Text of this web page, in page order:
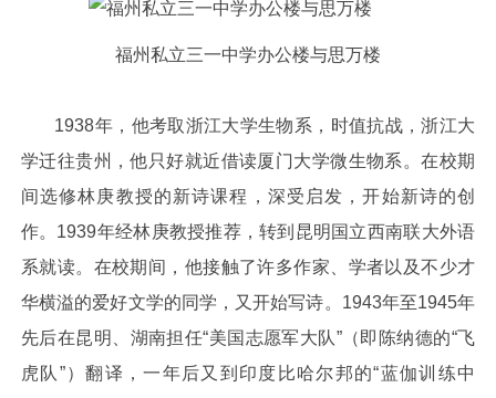
福州私立三一中学办公楼与思万楼
1938年，他考取浙江大学生物系，时值抗战，浙江大
学迁往贵州，他只好就近借读厦门大学微生物系。在校期
间选修林庚教授的新诗课程，深受启发，开始新诗的创
作。1939年经林庚教授推荐，转到昆明国立西南联大外语
系就读。在校期间，他接触了许多作家、学者以及不少才
华横溢的爱好文学的同学，又开始写诗。1943年至1945年
先后在昆明、湖南担任“美国志愿军大队”（即陈纳德的“飞
虎队”）翻译，一年后又到印度比哈尔邦的“蓝伽训练中